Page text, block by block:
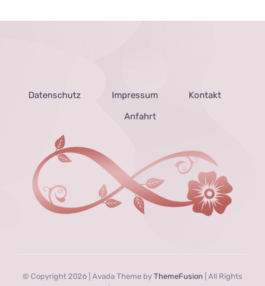
Datenschutz Impressum
Kontakt
Anfahrt
© Copyright 2026 | Avada Theme by ThemeFusion | All Rights